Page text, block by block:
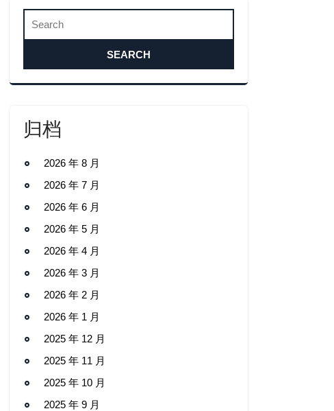
归档
2026 年 8 月
2026 年 7 月
2026 年 6 月
2026 年 5 月
2026 年 4 月
2026 年 3 月
2026 年 2 月
2026 年 1 月
2025 年 12 月
2025 年 11 月
2025 年 10 月
2025 年 9 月